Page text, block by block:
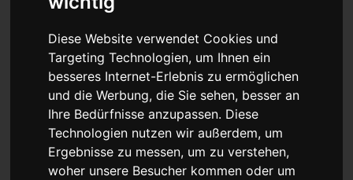
Diese Website verwendet Cookies und
Targeting Technologien, um Ihnen ein
besseres Internet-Erlebnis zu ermöglichen
und die Werbung, die Sie sehen, besser an
Ihre Bedürfnisse anzupassen. Diese
Technologien nutzen wir außerdem, um
Ergebnisse zu messen, um zu verstehen,
woher unsere Besucher kommen oder um
Klangvolle und
wortmächtige Dichtkunst